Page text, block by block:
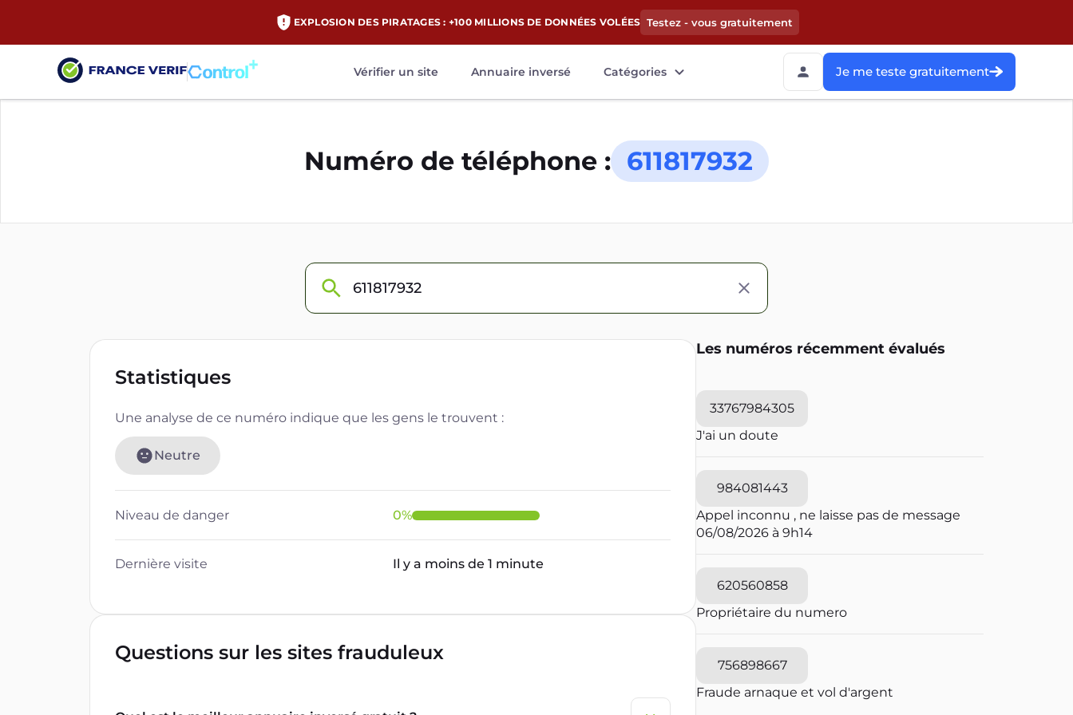
EXPLOSION DES PIRATAGES : +100 MILLIONS DE DONNÉES VOLÉES Testez - vous gratuitement
Vérifier un site Annuaire inversé Catégories Je me teste gratuitement
Numéro de téléphone : 611817932
Statistiques
Une analyse de ce numéro indique que les gens le trouvent :
Neutre
Niveau de danger 0%
Dernière visite Il y a moins de 1 minute
Questions sur les sites frauduleux
Les numéros récemment évalués
33767984305
J'ai un doute
984081443
Appel inconnu , ne laisse pas de message
06/08/2026 à 9h14
620560858
Propriétaire du numero
756898667
Fraude arnaque et vol d'argent